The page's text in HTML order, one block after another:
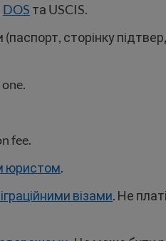
DOS та USCIS.
сторінку
fee.
юристом.
візами. Не